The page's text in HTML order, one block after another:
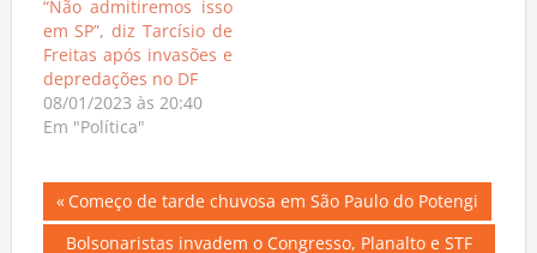
“Não admitiremos isso
em SP”, diz Tarcísio de
Freitas após invasões e
depredações no DF
08/01/2023 às 20:40
Em "Política"
Navegação
Previous
Post:
Começo de tarde chuvosa em São Paulo do Potengi
Next